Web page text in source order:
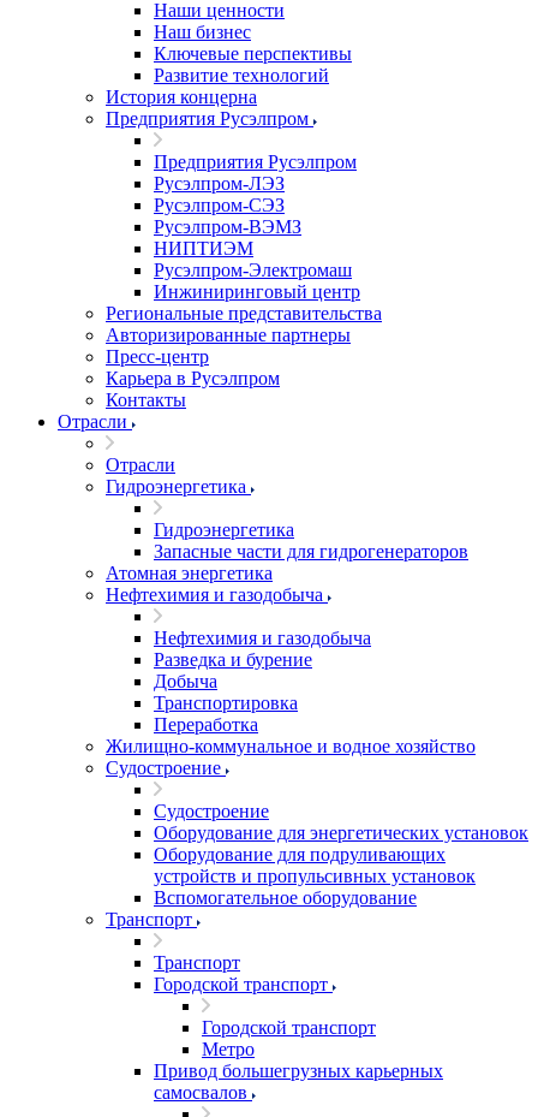
Наши ценности
Наш бизнес
Ключевые перспективы
Развитие технологий
История концерна
Предприятия Русэлпром
Предприятия Русэлпром
Русэлпром-ЛЭЗ
Русэлпром-СЭЗ
Русэлпром-ВЭМЗ
НИПТИЭМ
Русэлпром-Электромаш
Инжиниринговый центр
Региональные представительства
Авторизированные партнеры
Пресс-центр
Карьера в Русэлпром
Контакты
Отрасли
Отрасли
Гидроэнергетика
Гидроэнергетика
Запасные части для гидрогенераторов
Атомная энергетика
Нефтехимия и газодобыча
Нефтехимия и газодобыча
Разведка и бурение
Добыча
Транспортировка
Переработка
Жилищно-коммунальное и водное хозяйство
Судостроение
Судостроение
Оборудование для энергетических установок
Оборудование для подруливающих
устройств и пропульсивных установок
Вспомогательное оборудование
Транспорт
Транспорт
Городской транспорт
Городской транспорт
Метро
Привод большегрузных карьерных
самосвалов